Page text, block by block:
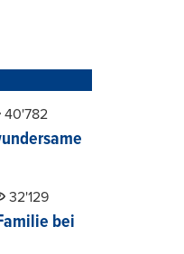
40'782
32'129
bei